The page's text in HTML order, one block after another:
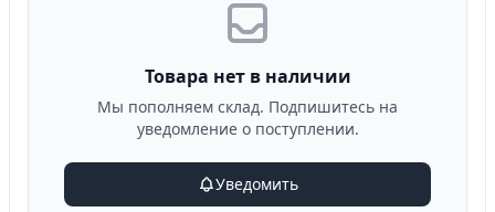
Товара нет в наличии
Мы пополняем склад. Подпишитесь на
уведомление о поступлении.
Уведомить